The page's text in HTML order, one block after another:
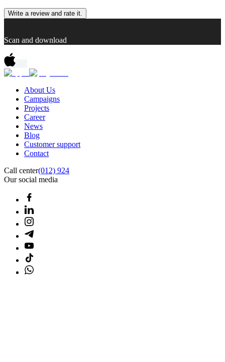
Write a review and rate it.
Scan and download
About Us
Campaigns
Projects
Career
News
Blog
Customer support
Contact
Call center(012) 924
Our social media